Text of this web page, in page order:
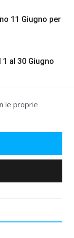
11 Giugno per
al 30 Giugno
le proprie